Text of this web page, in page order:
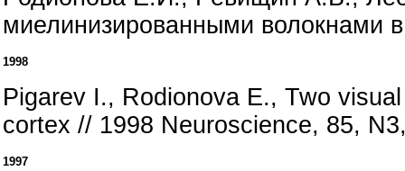
миелинизированными волокнами
1998
Pigarev I., Rodionova E., Two
cortex // 1998 Neuroscience, 85,
1997